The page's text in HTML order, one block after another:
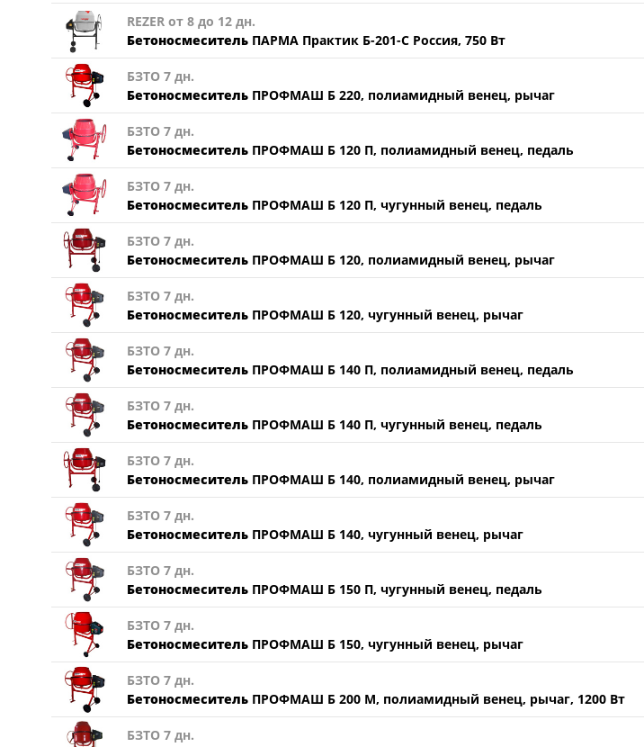
REZER от 8 до 12 дн.
Бетоносмеситель ПАРМА Практик Б-201-С Россия, 750 Вт
БЗТО 7 дн.
Бетоносмеситель ПРОФМАШ Б 220, полиамидный венец, рычаг
БЗТО 7 дн.
Бетоносмеситель ПРОФМАШ Б 120 П, полиамидный венец, педаль
БЗТО 7 дн.
Бетоносмеситель ПРОФМАШ Б 120 П, чугунный венец, педаль
БЗТО 7 дн.
Бетоносмеситель ПРОФМАШ Б 120, полиамидный венец, рычаг
БЗТО 7 дн.
Бетоносмеситель ПРОФМАШ Б 120, чугунный венец, рычаг
БЗТО 7 дн.
Бетоносмеситель ПРОФМАШ Б 140 П, полиамидный венец, педаль
БЗТО 7 дн.
Бетоносмеситель ПРОФМАШ Б 140 П, чугунный венец, педаль
БЗТО 7 дн.
Бетоносмеситель ПРОФМАШ Б 140, полиамидный венец, рычаг
БЗТО 7 дн.
Бетоносмеситель ПРОФМАШ Б 140, чугунный венец, рычаг
БЗТО 7 дн.
Бетоносмеситель ПРОФМАШ Б 150 П, чугунный венец, педаль
БЗТО 7 дн.
Бетоносмеситель ПРОФМАШ Б 150, чугунный венец, рычаг
БЗТО 7 дн.
Бетоносмеситель ПРОФМАШ Б 200 М, полиамидный венец, рычаг, 1200 Вт
БЗТО 7 дн.